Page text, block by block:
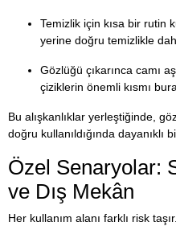
Temizlik için kısa bir rutin
yerine doğru temizlikle
Gözlüğü çıkarınca camı
çiziklerin önemli kısmı
Bu alışkanlıklar yerleştiğinde,
doğru kullanıldığında dayanıklı
Özel Senaryolar:
ve Dış Mekân
Her kullanım alanı farklı risk